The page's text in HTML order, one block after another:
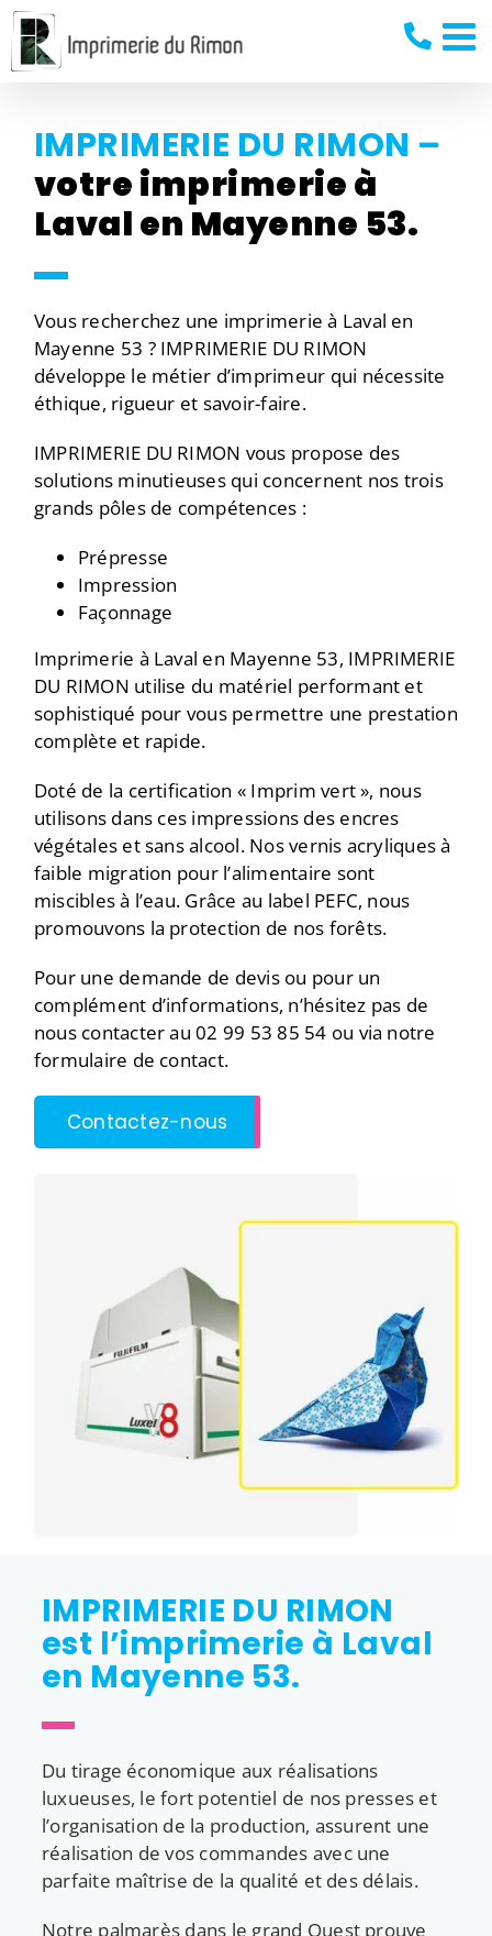
Passer
au
contenu
IMPRIMERIE DU RIMON –
votre imprimerie à
Laval en Mayenne 53.
Vous recherchez une imprimerie à Laval en
Mayenne 53 ? IMPRIMERIE DU RIMON
développe le métier d’imprimeur qui nécessite
éthique, rigueur et savoir-faire.
IMPRIMERIE DU RIMON vous propose des
solutions minutieuses qui concernent nos trois
grands pôles de compétences :
Prépresse
Impression
Façonnage
Imprimerie à Laval en Mayenne 53, IMPRIMERIE
DU RIMON utilise du matériel performant et
sophistiqué pour vous permettre une prestation
complète et rapide.
Doté de la certification « Imprim vert », nous
utilisons dans ces impressions des encres
végétales et sans alcool. Nos vernis acryliques à
faible migration pour l’alimentaire sont
miscibles à l’eau. Grâce au label PEFC, nous
promouvons la protection de nos forêts.
Pour une demande de devis ou pour un
complément d’informations, n’hésitez pas de
nous contacter au 02 99 53 85 54 ou via notre
formulaire de contact.
Contactez-nous
IMPRIMERIE DU RIMON
est l’imprimerie à Laval
en Mayenne 53.
Du tirage économique aux réalisations
luxueuses, le fort potentiel de nos presses et
l’organisation de la production, assurent une
réalisation de vos commandes avec une
parfaite maîtrise de la qualité et des délais.
Notre palmarès dans le grand Ouest prouve